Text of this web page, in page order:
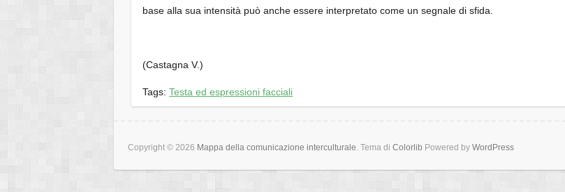
base alla sua intensità può anche essere interpretato come un segnale di sfida.
(Castagna V.)
Tags:Testa ed espressioni facciali
Copyright © 2026 Mappa della comunicazione interculturale. Tema di Colorlib Powered by WordPress